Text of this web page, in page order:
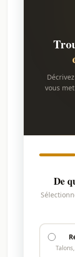
vous
De